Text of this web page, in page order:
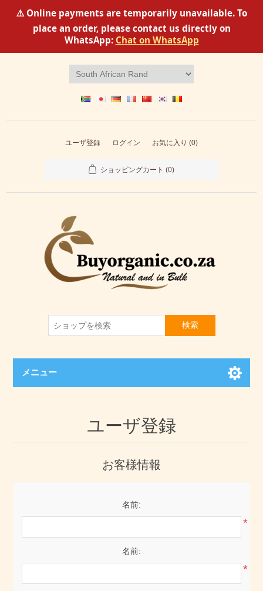
⚠️ Online payments are temporarily unavailable. To
place an order, please contact us directly on
WhatsApp: Chat on WhatsApp
ユーザ登録 ログイン お気に入り (0)
ショッピングカート (0)
検索
メニュー
ユーザ登録
お客様情報
名前:
*
名前:
*